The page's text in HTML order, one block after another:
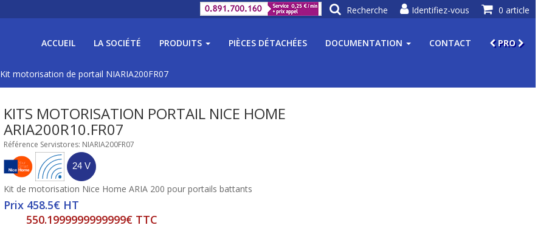
ACCUEIL LA SOCIÉTÉ PRODUITS PIÈCES DÉTACHÉES DOCUMENTATION CONTACT PRO
Kit motorisation de portail NIARIA200FR07
KITS MOTORISATION PORTAIL NICE HOME
ARIA200R10.FR07
Référence Servistores: NIARIA200FR07
Kit de motorisation Nice Home ARIA 200 pour portails battants
Prix 458.5€ HT
550.1999999999999€ TTC
0 article
Identifiez-vous
Recherche